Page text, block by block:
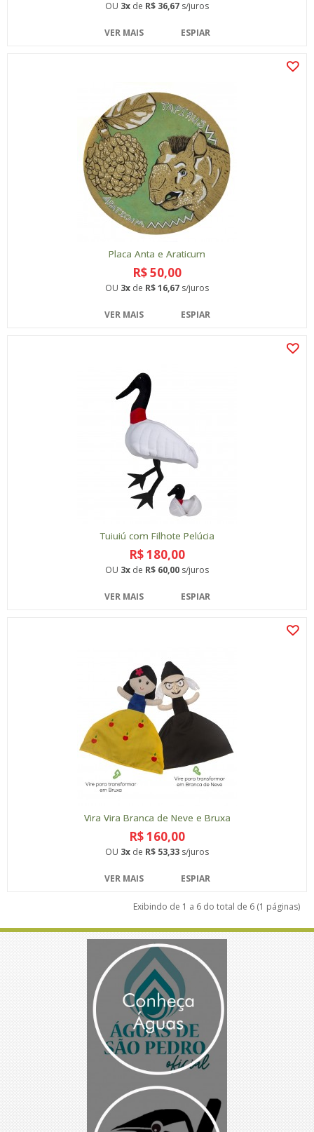
OU 3x de R$ 36,67 s/juros
VER MAIS ESPIAR
Placa Anta e Araticum
R$ 50,00
OU 3x de R$ 16,67 s/juros
VER MAIS ESPIAR
Tuiuiú com Filhote Pelúcia
R$ 180,00
OU 3x de R$ 60,00 s/juros
VER MAIS ESPIAR
Vira Vira Branca de Neve e Bruxa
R$ 160,00
OU 3x de R$ 53,33 s/juros
VER MAIS ESPIAR
Exibindo de 1 a 6 do total de 6 (1 páginas)